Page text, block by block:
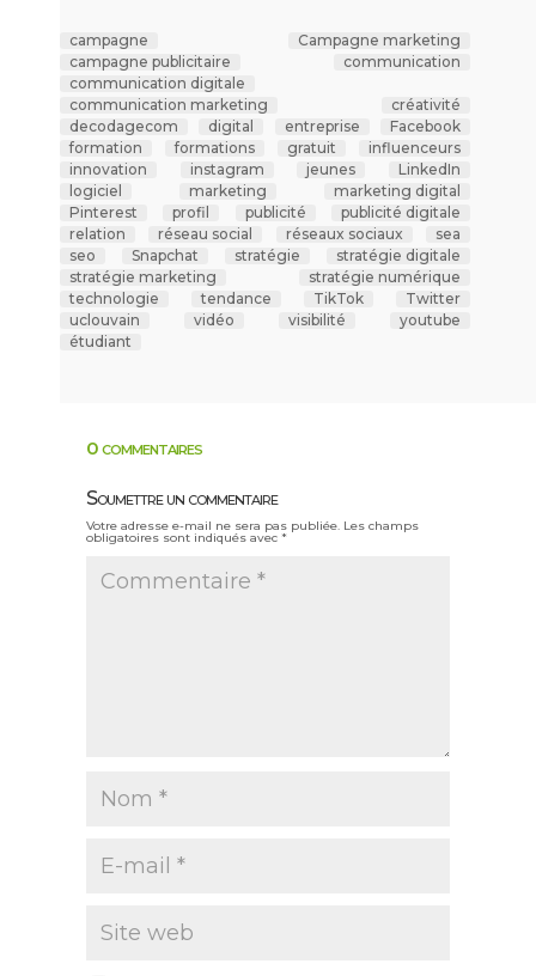
campagne
Campagne marketing
campagne publicitaire
communication
communication digitale
communication marketing
créativité
decodagecom
digital entreprise
Facebook
formation
formations gratuit
influenceurs
innovation
instagram jeunes
LinkedIn
logiciel
marketing
marketing digital
Pinterest
profil publicité
publicité digitale
relation
réseau social réseaux sociaux
sea
seo
Snapchat stratégie
stratégie digitale
stratégie marketing
stratégie numérique
technologie
tendance TikTok
Twitter
uclouvain
vidéo visibilité
youtube
étudiant
0 commentaires
Soumettre un commentaire
Votre adresse e-mail ne sera pas publiée. Les champs
obligatoires sont indiqués avec *